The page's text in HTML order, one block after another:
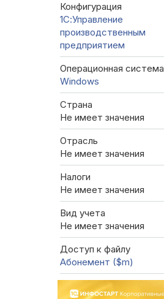
Конфигурация
1С:Управление
производственным
предприятием
Операционная система
Windows
Страна
Не имеет значения
Отрасль
Не имеет значения
Налоги
Не имеет значения
Вид учета
Не имеет значения
Доступ к файлу
Абонемент ($m)